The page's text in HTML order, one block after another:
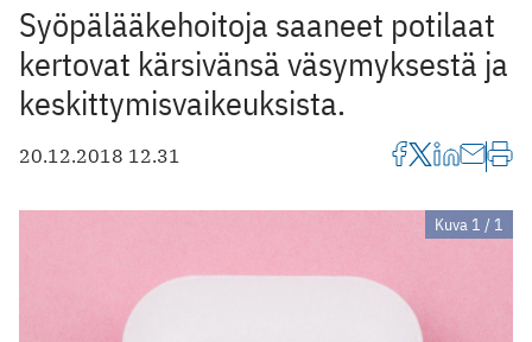
Syöpälääkehoitoja saaneet potilaat
kertovat kärsivänsä väsymyksestä ja
keskittymisvaikeuksista.
20.12.2018 12.31
Kuva 1 / 1